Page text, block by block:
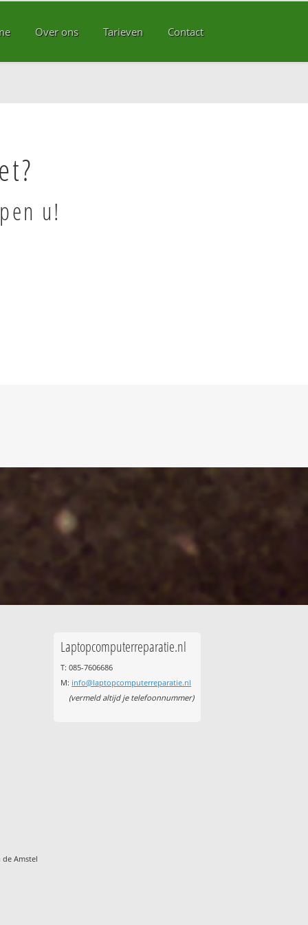
Over ons Tarieven Contact
u!
Amstel
Laptopcomputerreparatie.nl
T: 085-7606686
M: info@laptopcomputerreparatie.nl
(vermeld altijd je telefoonnummer)